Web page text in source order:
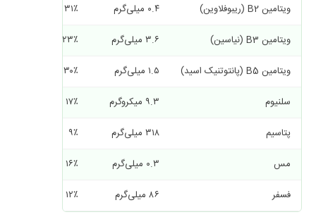
ویتامین B2 (ریبوفلاوین)
۰.۴ میلی‌گرم
۳۱٪
ویتامین B3 (نیاسین)
۳.۶ میلی‌گرم
۲۳٪
ویتامین B5 (پانتوتنیک اسید)
۱.۵ میلی‌گرم
۳۰٪
سلنیوم
۹.۳ میکروگرم
۱۷٪
پتاسیم
۳۱۸ میلی‌گرم
۹٪
مس
۰.۳ میلی‌گرم
۱۶٪
فسفر
۸۶ میلی‌گرم ۱۲٪